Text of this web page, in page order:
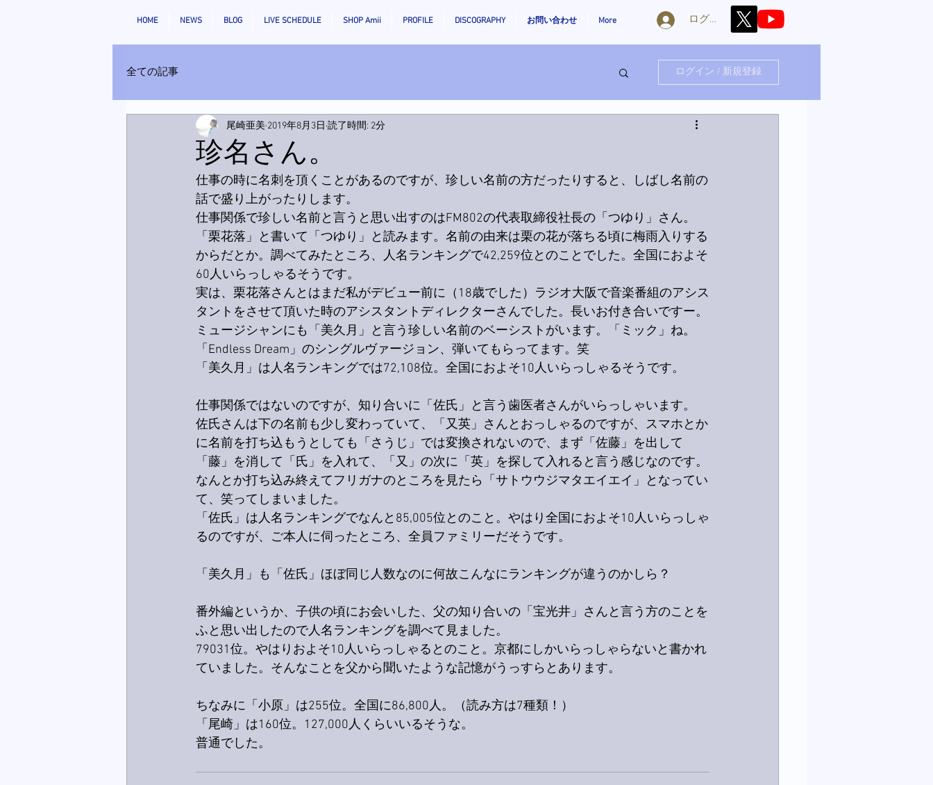
HOME NEWS BLOG LIVE SCHEDULE SHOP Amii PROFILE DISCOGRAPHY お問い合わせ More ログイン
全ての記事 ログイン / 新規登録
珍名さん。
尾崎亜美 2019年8月3日 読了時間: 2分
仕事の時に名刺を頂くことがあるのですが、珍しい名前の方だったりすると、しばし名前の
話で盛り上がったりします。
仕事関係で珍しい名前と言うと思い出すのはFM802の代表取締役社長の「つゆり」さん。
「栗花落」と書いて「つゆり」と読みます。名前の由来は栗の花が落ちる頃に梅雨入りする
からだとか。調べてみたところ、人名ランキングで42,259位とのことでした。全国におよそ
60人いらっしゃるそうです。
実は、栗花落さんとはまだ私がデビュー前に（18歳でした）ラジオ大阪で音楽番組のアシス
タントをさせて頂いた時のアシスタントディレクターさんでした。長いお付き合いですー。
ミュージシャンにも「美久月」と言う珍しい名前のベーシストがいます。「ミック」ね。
「Endless Dream」のシングルヴァージョン、弾いてもらってます。笑
「美久月」は人名ランキングでは72,108位。全国におよそ10人いらっしゃるそうです。
仕事関係ではないのですが、知り合いに「佐氏」と言う歯医者さんがいらっしゃいます。
佐氏さんは下の名前も少し変わっていて、「又英」さんとおっしゃるのですが、スマホとか
に名前を打ち込もうとしても「さうじ」では変換されないので、まず「佐藤」を出して
「藤」を消して「氏」を入れて、「又」の次に「英」を探して入れると言う感じなのです。
なんとか打ち込み終えてフリガナのところを見たら「サトウウジマタエイエイ」となってい
て、笑ってしまいました。
「佐氏」は人名ランキングでなんと85,005位とのこと。やはり全国におよそ10人いらっしゃ
るのですが、ご本人に伺ったところ、全員ファミリーだそうです。
「美久月」も「佐氏」ほぼ同じ人数なのに何故こんなにランキングが違うのかしら？
番外編というか、子供の頃にお会いした、父の知り合いの「宝光井」さんと言う方のことを
ふと思い出したので人名ランキングを調べて見ました。
79031位。やはりおよそ10人いらっしゃるとのこと。京都にしかいらっしゃらないと書かれ
ていました。そんなことを父から聞いたような記憶がうっすらとあります。
ちなみに「小原」は255位。全国に86,800人。（読み方は7種類！）
「尾崎」は160位。127,000人くらいいるそうな。
普通でした。